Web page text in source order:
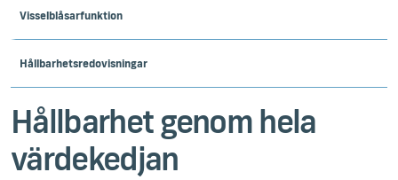
Visselblåsarfunktion
Hållbarhetsredovisningar
Hållbarhet genom hela
värdekedjan